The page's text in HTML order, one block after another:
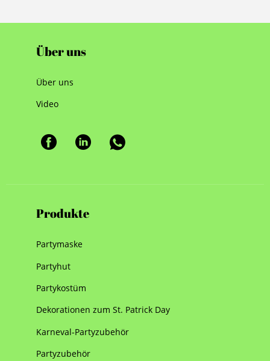
Über uns
Über uns
Video
Produkte
Partymaske
Partyhut
Partykostüm
Dekorationen zum St. Patrick Day
Karneval-Partyzubehör
Partyzubehör